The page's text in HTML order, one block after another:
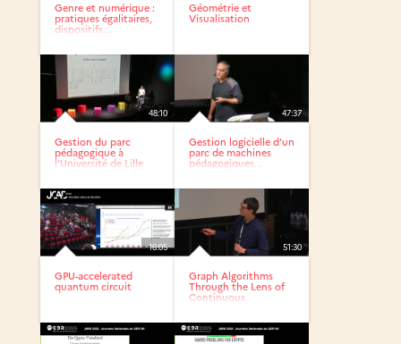
Genre et numérique :
pratiques égalitaires,
dispositifs...
Géométrie et
Visualisation
48:10
Gestion du parc
pédagogique à
l’Université de Lille
47:37
Gestion logicielle d’un
parc de machines
pédagogiques...
16:05
GPU-accelerated
quantum circuit
51:30
Graph Algorithms
Through the Lens of
Continuous